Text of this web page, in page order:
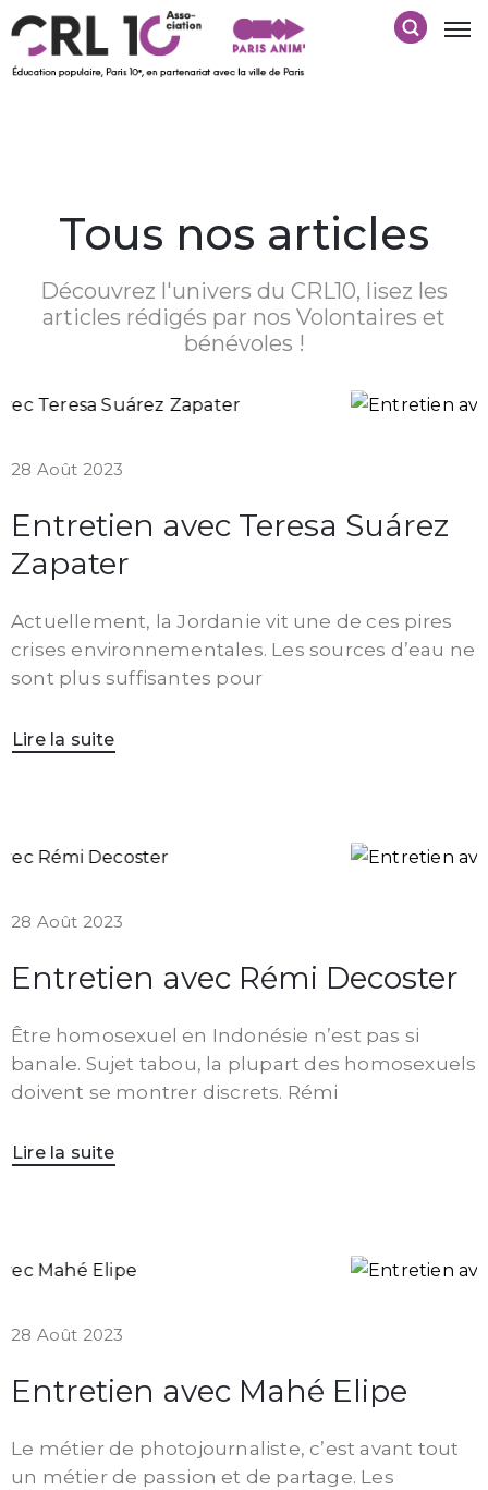
Tous nos articles
Découvrez l'univers du CRL10, lisez les
articles rédigés par nos Volontaires et
bénévoles !
28 Août 2023
Entretien avec Teresa Suárez
Zapater
Actuellement, la Jordanie vit une de ces pires
crises environnementales. Les sources d’eau ne
sont plus suffisantes pour
Lire la suite
28 Août 2023
Entretien avec Rémi Decoster
Être homosexuel en Indonésie n’est pas si
banale. Sujet tabou, la plupart des homosexuels
doivent se montrer discrets. Rémi
Lire la suite
28 Août 2023
Entretien avec Mahé Elipe
Le métier de photojournaliste, c’est avant tout
un métier de passion et de partage. Les